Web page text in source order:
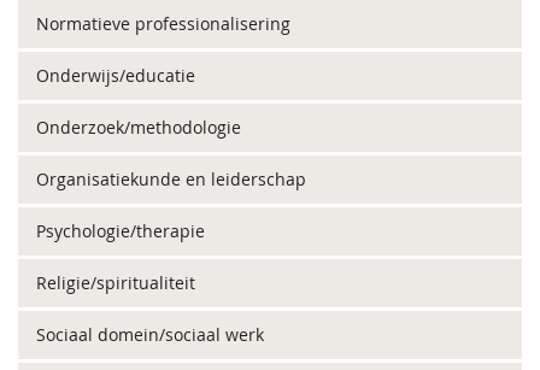
Normatieve professionalisering
Onderwijs/educatie
Onderzoek/methodologie
Organisatiekunde en leiderschap
Psychologie/therapie
Religie/spiritualiteit
Sociaal domein/sociaal werk